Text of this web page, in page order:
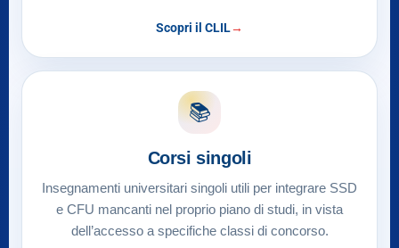
Scopri il CLIL
📚
Corsi singoli
Insegnamenti universitari singoli utili per integrare SSD
e CFU mancanti nel proprio piano di studi, in vista
dell’accesso a specifiche classi di concorso.